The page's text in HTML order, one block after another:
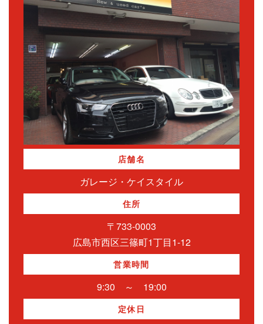
店舗名
ガレージ・ケイスタイル
住所
〒733-0003
広島市西区三篠町1丁目1-12
営業時間
9:30 ～ 19:00
定休日